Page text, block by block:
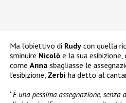
Ma l’obiettivo di Rudy con quella
sminuire Nicolò e la sua
come Anna sbagliasse le
l’esibizione, Zerbi ha detto al
“È una pessima assegnazione,